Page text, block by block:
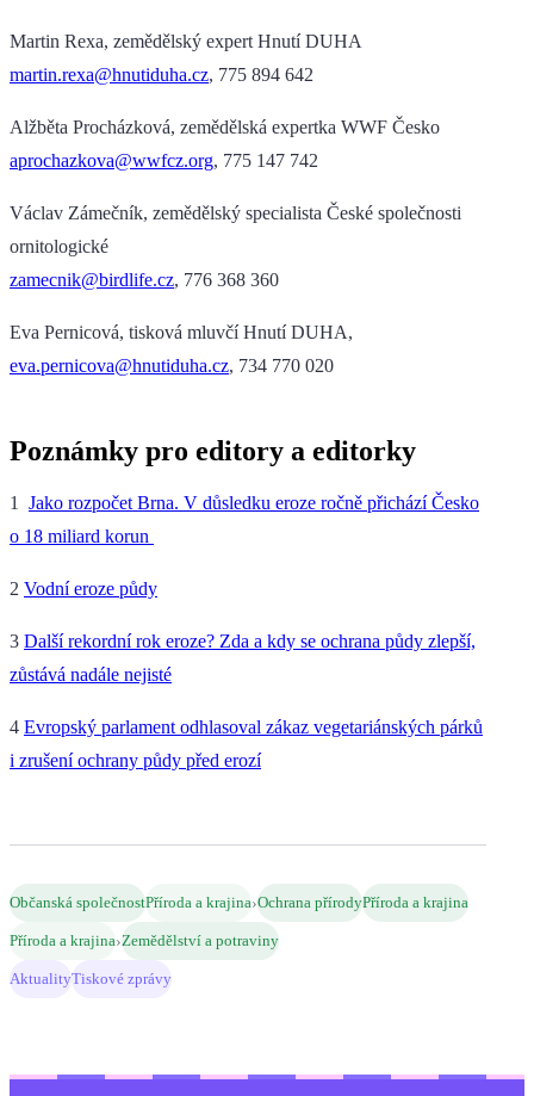
Martin Rexa, zemědělský expert Hnutí DUHA
martin.rexa@hnutiduha.cz, 775 894 642
Alžběta Procházková, zemědělská expertka WWF Česko
aprochazkova@wwfcz.org, 775 147 742
Václav Zámečník, zemědělský specialista České společnosti
ornitologické
zamecnik@birdlife.cz, 776 368 360
Eva Pernicová, tisková mluvčí Hnutí DUHA,
eva.pernicova@hnutiduha.cz, 734 770 020
Poznámky pro editory a editorky
1 Jako rozpočet Brna. V důsledku eroze ročně přichází Česko
o 18 miliard korun
2 Vodní eroze půdy
3 Další rekordní rok eroze? Zda a kdy se ochrana půdy zlepší,
zůstává nadále nejisté
4 Evropský parlament odhlasoval zákaz vegetariánských párků
i zrušení ochrany půdy před erozí
Občanská společnostPříroda a krajina›Ochrana přírodyPříroda a krajina
Příroda a krajina›Zemědělství a potraviny
AktualityTiskové zprávy